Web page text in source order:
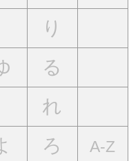
り
る
れ
ろ A-Z